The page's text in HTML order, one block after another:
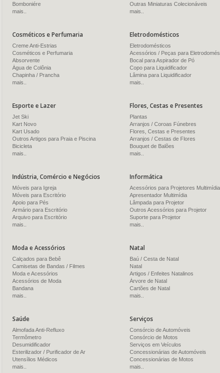
Bomboniére
mais..
Outras Miniaturas Colecionáveis
mais..
Cosméticos e Perfumaria
Creme Anti-Estrias
Cosméticos e Perfumaria
Absorvente
Água de Colônia
Chapinha / Prancha
mais..
Eletrodomésticos
Eletrodomésticos
Acessórios / Peças para
Bocal para Aspirador de Pó
Copo para Liquidificador
Lâmina para Liquidificador
mais..
Esporte e Lazer
Jet Ski
Kart Novo
Kart Usado
Outros Artigos para Praia e Piscina
Bicicleta
mais..
Flores, Cestas e Presentes
Plantas
Arranjos / Coroas Fúnebres
Flores, Cestas e Presentes
Arranjos / Cestas de Flores
Bouquet de Balões
mais..
Indústria, Comércio e Negócios
Móveis para Igreja
Móveis para Escritório
Apoio para Pés
Armário para Escritório
Arquivo para Escritório
mais..
Informática
Acessórios para Projetores Multimídia
Apresentador Multimídia
Lâmpada para Projetor
Outros Acessórios para Projetor
Suporte para Projetor
mais..
Moda e Acessórios
Calçados para Bebê
Camisetas de Bandas / Filmes
Moda e Acessórios
Acessórios de Moda
Bandana
mais..
Natal
Baú / Cesta de Natal
Natal
Artigos / Enfeites Natalinos
Árvore de Natal
Cartões de Natal
mais..
Saúde
Almofada Anti-Refluxo
Termômetro
Desumidificador
Esterilizador / Purificador de Ar
Utensílios Médicos
mais..
Serviços
Consórcio de Automóveis
Consórcio de Motos
Serviços em Veículos
Concessionárias de Automóveis
Concessionárias de Motos
mais..